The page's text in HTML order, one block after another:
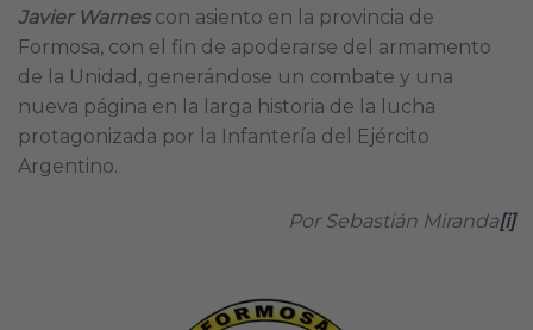
Javier Warnes con asiento en la provincia de
Formosa, con el fin de apoderarse del armamento
de la Unidad, generándose un combate y una
nueva página en la larga historia de la lucha
protagonizada por la Infantería del Ejército
Argentino.
Por Sebastián Miranda[i]